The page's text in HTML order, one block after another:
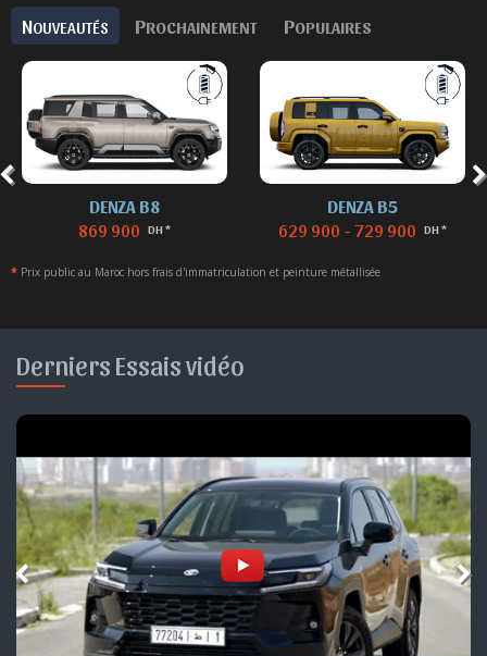
NOUVEAUTÉS PROCHAINEMENT POPULAIRES
DENZA B8
869 900 DH *
DENZA B5
629 900 - 729 900 DH *
* Prix public au Maroc hors frais d'immatriculation et peinture métallisée
Derniers Essais vidéo